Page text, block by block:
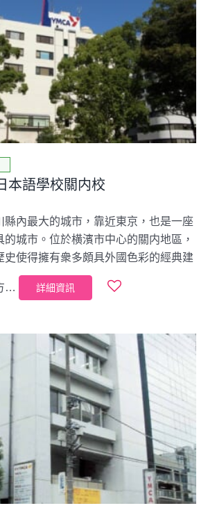
本語學校關内校
縣內最大的城市，靠近東京，也是一座
的城市。位於横濱市中心的關内地區，
史使得擁有衆多頗具外國色彩的經典建
… 詳細資訊